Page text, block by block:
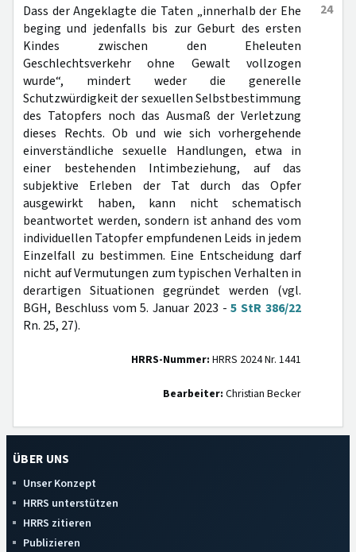
24
Dass der Angeklagte die Taten „innerhalb der Ehe
beging und jedenfalls bis zur Geburt des ersten
Kindes zwischen den Eheleuten
Geschlechtsverkehr ohne Gewalt vollzogen
wurde“, mindert weder die generelle
Schutzwürdigkeit der sexuellen Selbstbestimmung
des Tatopfers noch das Ausmaß der Verletzung
dieses Rechts. Ob und wie sich vorhergehende
einverständliche sexuelle Handlungen, etwa in
einer bestehenden Intimbeziehung, auf das
subjektive Erleben der Tat durch das Opfer
ausgewirkt haben, kann nicht schematisch
beantwortet werden, sondern ist anhand des vom
individuellen Tatopfer empfundenen Leids in jedem
Einzelfall zu bestimmen. Eine Entscheidung darf
nicht auf Vermutungen zum typischen Verhalten in
derartigen Situationen gegründet werden (vgl.
BGH, Beschluss vom 5. Januar 2023 -5 StR 386/22
Rn. 25, 27).
HRRS-Nummer: HRRS 2024 Nr. 1441
Bearbeiter: Christian Becker
ÜBER UNS
Unser Konzept
HRRS unterstützen
HRRS zitieren
Publizieren